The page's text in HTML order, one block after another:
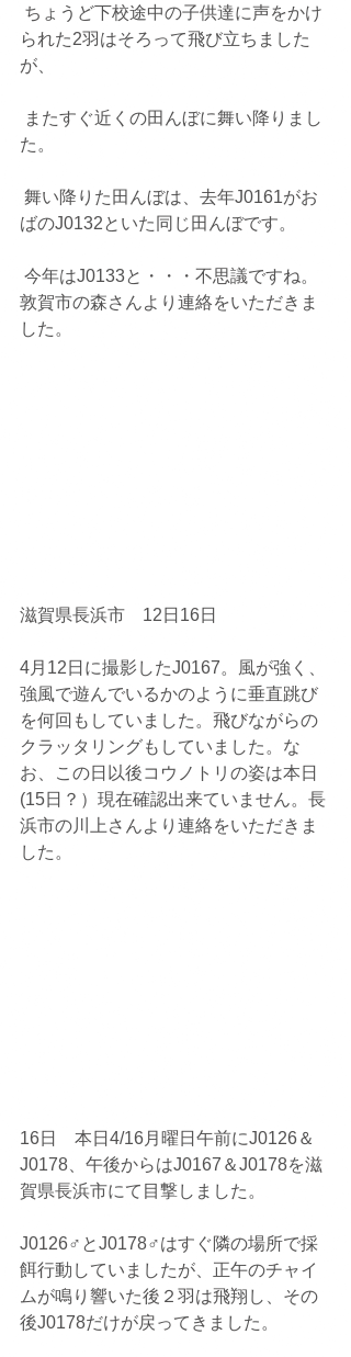
られた2羽はそろって飛び立ちました
が、
た。
ばのJ0132といた同じ田んぼです。
敦賀市の森さんより連絡をいただきま
した。
滋賀県長浜市　12日16日
4月12日に撮影したJ0167。風が強く、
強風で遊んでいるかのように垂直跳び
を何回もしていました。飛びながらの
クラッタリングもしていました。な
お、この日以後コウノトリの姿は本日
(15日？）現在確認出来ていません。長
浜市の川上さんより連絡をいただきま
した。
16日　本日4/16月曜日午前にJ0126＆
J0178、午後からはJ0167＆J0178を滋
賀県長浜市にて目撃しました。
J0126♂とJ0178♂はすぐ隣の場所で採
餌行動していましたが、正午のチャイ
ムが鳴り響いた後２羽は飛翔し、その
後J0178だけが戻ってきました。